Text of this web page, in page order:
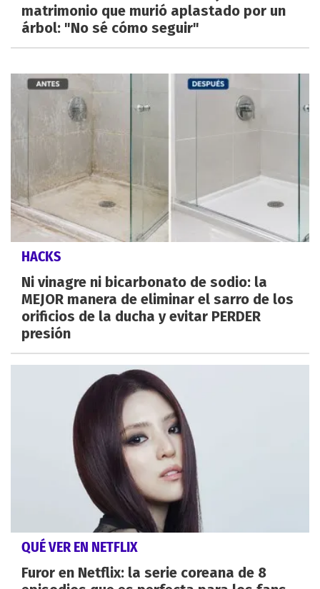
matrimonio que murió aplastado por un
árbol: "No sé cómo seguir"
HACKS
Ni vinagre ni bicarbonato de sodio: la
MEJOR manera de eliminar el sarro de los
orificios de la ducha y evitar PERDER
presión
QUÉ VER EN NETFLIX
Furor en Netflix: la serie coreana de 8